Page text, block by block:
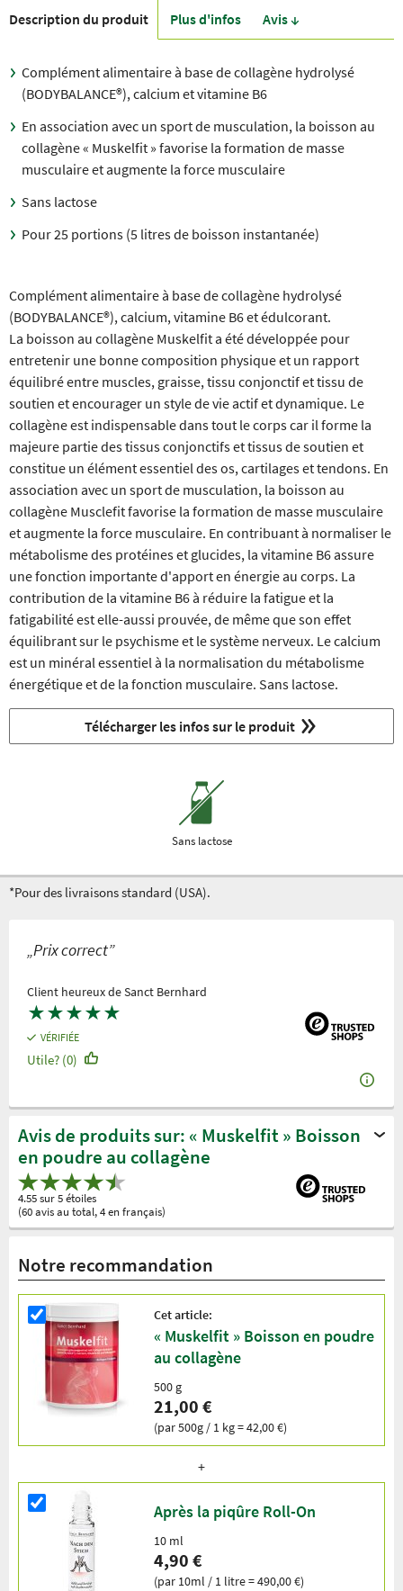
Description du produit Plus d'infos Avis ↓
Complément alimentaire à base de collagène hydrolysé
(BODYBALANCE®), calcium et vitamine B6
En association avec un sport de musculation, la boisson au
collagène « Muskelfit » favorise la formation de masse
musculaire et augmente la force musculaire
Sans lactose
Pour 25 portions (5 litres de boisson instantanée)
Complément alimentaire à base de collagène hydrolysé
(BODYBALANCE®), calcium, vitamine B6 et édulcorant.
La boisson au collagène Muskelfit a été développée pour
entretenir une bonne composition physique et un rapport
équilibré entre muscles, graisse, tissu conjonctif et tissu de
soutien et encourager un style de vie actif et dynamique. Le
collagène est indispensable dans tout le corps car il forme la
majeure partie des tissus conjonctifs et tissus de soutien et
constitue un élément essentiel des os, cartilages et tendons. En
association avec un sport de musculation, la boisson au
collagène Musclefit favorise la formation de masse musculaire
et augmente la force musculaire. En contribuant à normaliser le
métabolisme des protéines et glucides, la vitamine B6 assure
une fonction importante d'apport en énergie au corps. La
contribution de la vitamine B6 à réduire la fatigue et la
fatigabilité est elle-aussi prouvée, de même que son effet
équilibrant sur le psychisme et le système nerveux. Le calcium
est un minéral essentiel à la normalisation du métabolisme
énergétique et de la fonction musculaire. Sans lactose.
Télécharger les infos sur le produit
Sans lactose
*Pour des livraisons standard (USA).
„Prix correct”
Client heureux de Sanct Bernhard
★★★★★
VÉRIFIÉE
Utile? (0)
Avis de produits sur: « Muskelfit » Boisson
en poudre au collagène
4.55 sur 5 étoiles
(60 avis au total, 4 en français)
Notre recommandation
Cet article:
« Muskelfit » Boisson en poudre
au collagène
500 g
21,00 €
(par 500g / 1 kg = 42,00 €)
Après la piqûre Roll-On
10 ml
4,90 €
(par 10ml / 1 litre = 490,00 €)